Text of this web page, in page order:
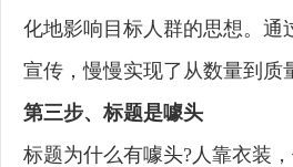
化地影响目标人群的思想。通
宣传，慢慢实现了从数量到质
第三步、标题是噱头
标题为什么有噱头?人靠衣装